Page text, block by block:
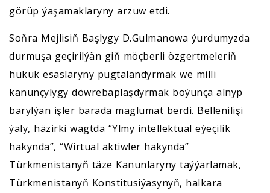
görüp ýaşamaklaryny arzuw etdi.
Soňra Mejlisiň Başlygy D.Gulmanowa ýurdumyzda
durmuşa geçirilýän giň möçberli özgertmeleriň
hukuk esaslaryny pugtalandyrmak we milli
kanunçylygy döwrebaplaşdyrmak boýunça alnyp
barylýan işler barada maglumat berdi. Bellenilişi
ýaly, häzirki wagtda “Ylmy intellektual eýeçilik
hakynda”, “Wirtual aktiwler hakynda”
Türkmenistanyň täze Kanunlaryny taýýarlamak,
Türkmenistanyň Konstitusiýasynyň, halkara